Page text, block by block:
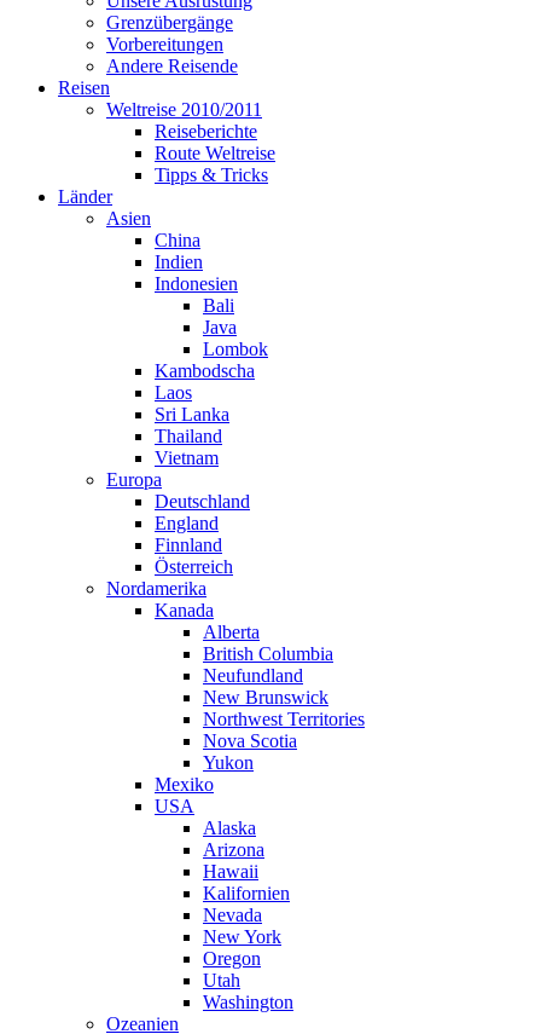
Grenzübergänge
Vorbereitungen
Andere Reisende
Reisen
Weltreise 2010/2011
Reiseberichte
Route Weltreise
Tipps & Tricks
Länder
Asien
China
Indien
Indonesien
Bali
Java
Lombok
Kambodscha
Laos
Sri Lanka
Thailand
Vietnam
Europa
Deutschland
England
Finnland
Österreich
Nordamerika
Kanada
Alberta
British Columbia
Neufundland
New Brunswick
Northwest Territories
Nova Scotia
Yukon
Mexiko
USA
Alaska
Arizona
Hawaii
Kalifornien
Nevada
New York
Oregon
Utah
Washington
Ozeanien